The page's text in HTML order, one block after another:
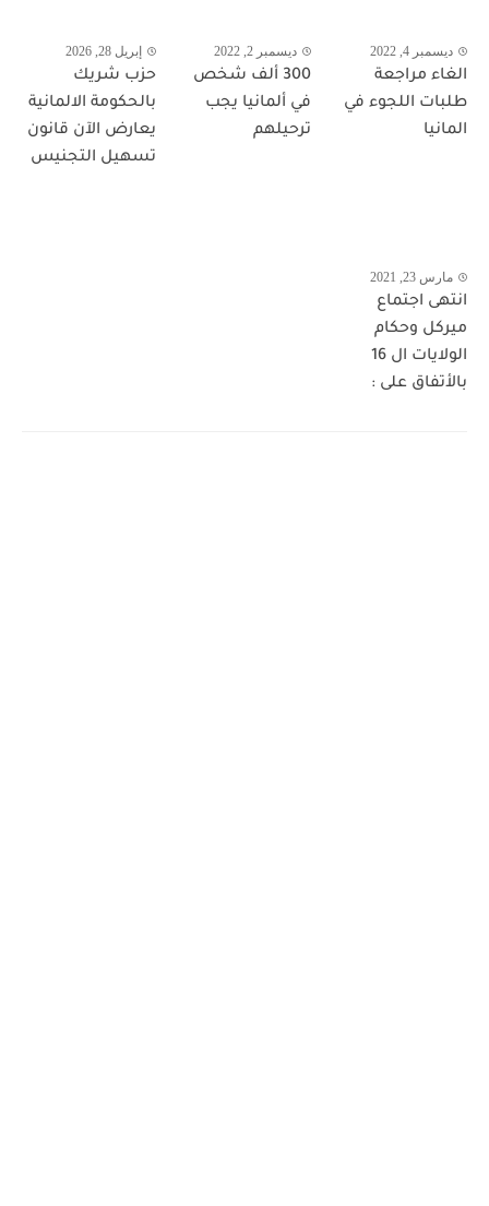
ديسمبر 4, 2022
الغاء مراجعة
طلبات اللجوء في
المانيا
ديسمبر 2, 2022
300 ألف شخص
في ألمانيا يجب
ترحيلهم
إبريل 28, 2026
حزب شريك
بالحكومة الالمانية
يعارض الآن قانون
تسهيل التجنيس
مارس 23, 2021
انتهى اجتماع
ميركل وحكام
الولايات ال 16
بالأتفاق على :